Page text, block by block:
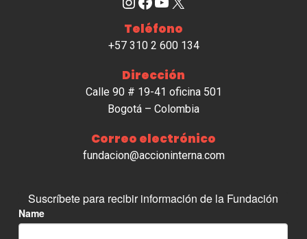
Teléfono
+57 310 2 600 134
Dirección
Calle 90 # 19-41 oficina 501
Bogotá – Colombia
Correo electrónico
fundacion@accioninterna.com